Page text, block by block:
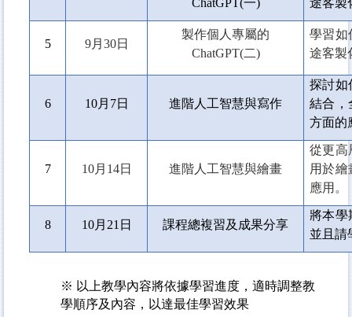
5 9月30日
製作個人專屬的
ChatGPT(二)
學習如
途客製
6 10月7日 進階人工智慧與寫作
探討如
結合，
方面的
7 10月14日 進階人工智慧與繪畫
從更高
用於
應用。
8 10月21日 課程總複習及成果分享
將本學
並且請
※ 以上教學內容將依據學習進度，適時調整教
學順序及內容，以達最佳學習效果